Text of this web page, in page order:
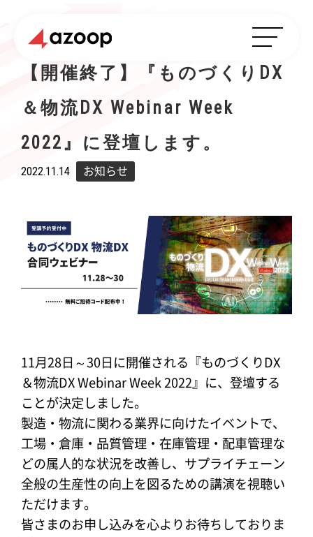
【開催終了】『ものづくりDX
＆物流DX Webinar Week
2022』に登壇します。
2022.11.14 お知らせ
11月28日～30日に開催される『ものづくりDX
＆物流DX Webinar Week 2022』に、登壇する
ことが決定しました。
製造・物流に関わる業界に向けたイベントで、
工場・倉庫・品質管理・在庫管理・配車管理な
どの属人的な状況を改善し、サプライチェーン
全般の生産性の向上を図るための講演を視聴い
ただけます。
皆さまのお申し込みを心よりお待ちしておりま